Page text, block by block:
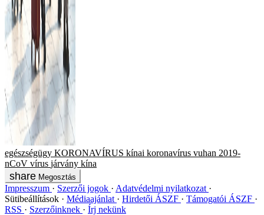
egészségügy KORONAVÍRUS kínai koronavírus vuhan 2019-
nCoV vírus járvány kína
Megosztás
Impresszum Szerzői jogok
Adatvédelmi nyilatkozat
Sütibeállítások
Médiaajánlat Hirdetői ÁSZF
Támogatói ÁSZF
RSS
Szerzőinknek Írj nekünk